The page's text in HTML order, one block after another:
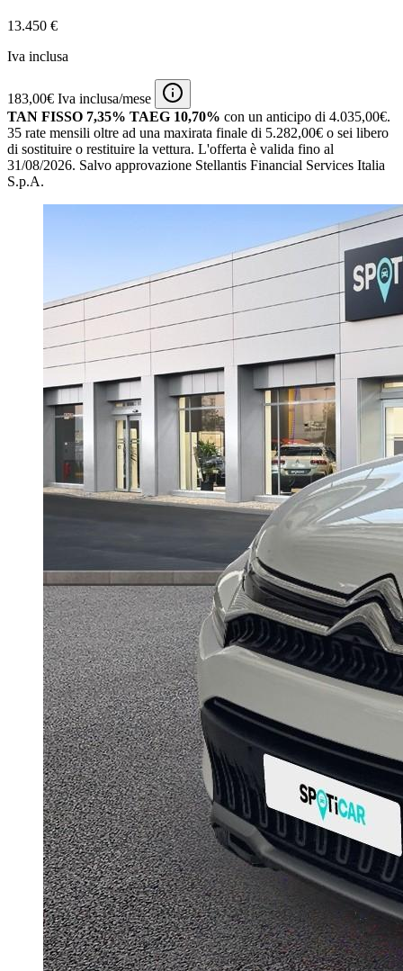
13.450 €
Iva inclusa
183,00€ Iva inclusa/mese
TAN FISSO 7,35% TAEG 10,70% con un anticipo di 4.035,00€.
35 rate mensili oltre ad una maxirata finale di 5.282,00€ o sei libero
di sostituire o restituire la vettura. L'offerta è valida fino al
31/08/2026. Salvo approvazione Stellantis Financial Services Italia
S.p.A.